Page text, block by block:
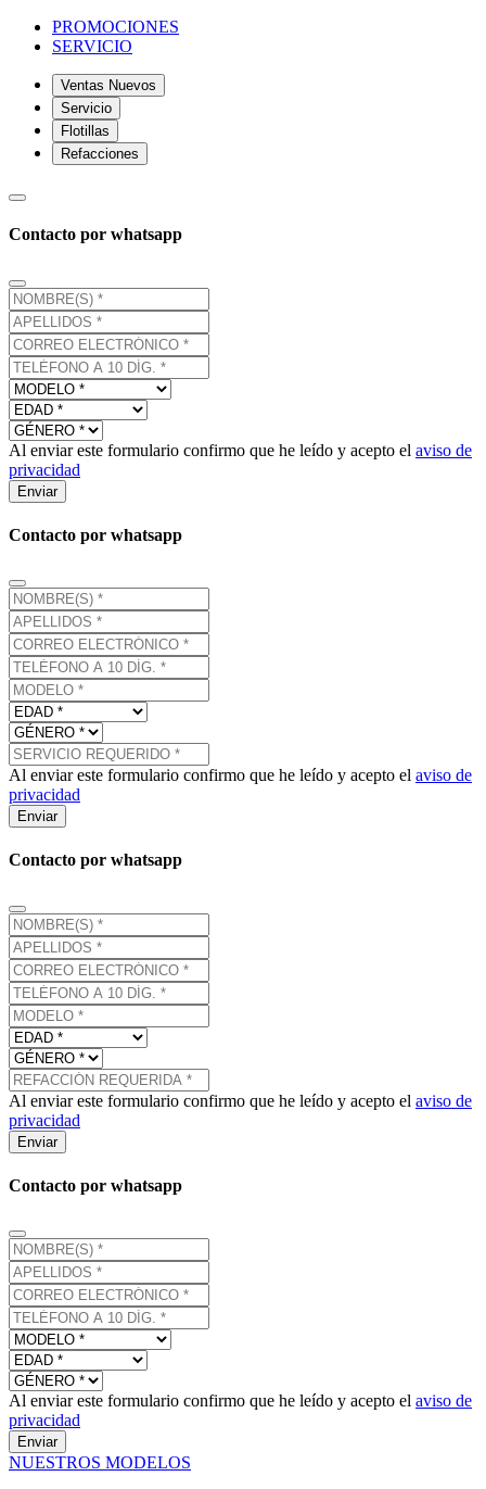
PROMOCIONES
SERVICIO
Ventas Nuevos
Servicio
Flotillas
Refacciones
Contacto por whatsapp
Al enviar este formulario confirmo que he leído y acepto el aviso de
privacidad
Enviar
Contacto por whatsapp
Al enviar este formulario confirmo que he leído y acepto el aviso de
privacidad
Enviar
Contacto por whatsapp
Al enviar este formulario confirmo que he leído y acepto el aviso de
privacidad
Enviar
Contacto por whatsapp
Al enviar este formulario confirmo que he leído y acepto el aviso de
privacidad
Enviar
NUESTROS MODELOS